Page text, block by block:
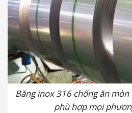
Băng inox 316 chống ăn
phù hợp mọi